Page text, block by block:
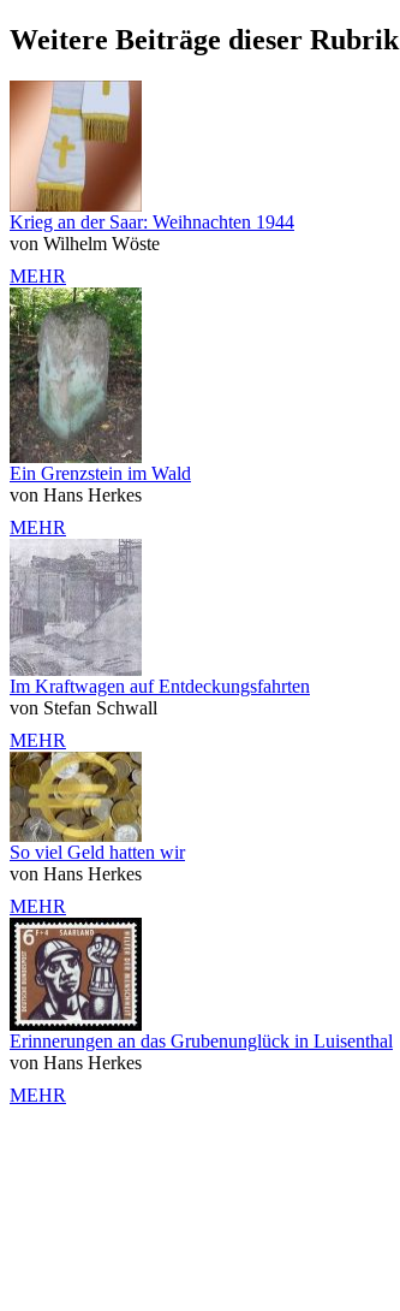
Weitere Beiträge dieser Rubrik
Krieg an der Saar: Weihnachten 1944
von Wilhelm Wöste
MEHR
Ein Grenzstein im Wald
von Hans Herkes
MEHR
Im Kraftwagen auf Entdeckungsfahrten
von Stefan Schwall
MEHR
So viel Geld hatten wir
von Hans Herkes
MEHR
Erinnerungen an das Grubenunglück in Luisenthal
von Hans Herkes
MEHR